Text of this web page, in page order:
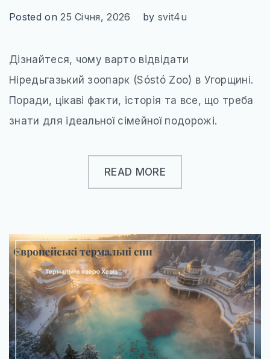
Posted on25 Січня, 2026 by svit4u
Дізнайтеся, чому варто відвідати
Ніредьгазький зоопарк (Sóstó Zoo) в Угорщині.
Поради, цікаві факти, історія та все, що треба
знати для ідеальної сімейної подорожі.
READ MORE